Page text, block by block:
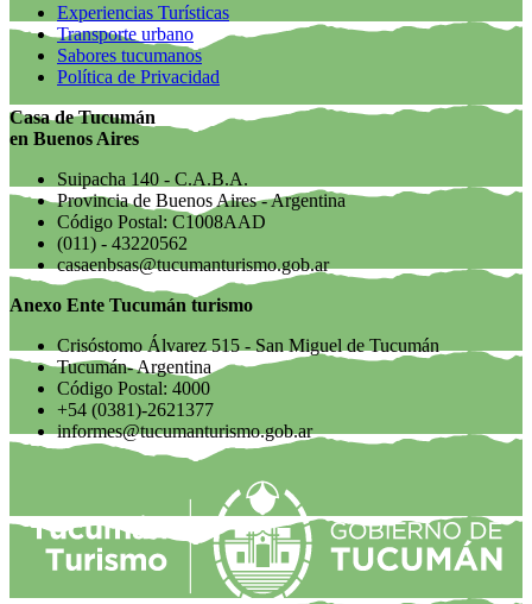
Experiencias Turísticas
Transporte urbano
Sabores tucumanos
Política de Privacidad
Casa de Tucumán
en Buenos Aires
Suipacha 140 - C.A.B.A.
Provincia de Buenos Aires - Argentina
Código Postal: C1008AAD
(011) - 43220562
casaenbsas@tucumanturismo.gob.ar
Anexo Ente Tucumán turismo
Crisóstomo Álvarez 515 - San Miguel de Tucumán
Tucumán- Argentina
Código Postal: 4000
+54 (0381)-2621377
informes@tucumanturismo.gob.ar